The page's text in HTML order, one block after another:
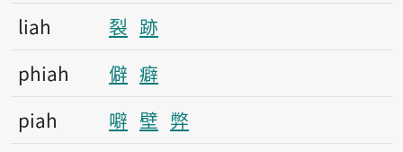
liah
裂 跡
phiah
僻 癖
piah
噼 壁 弊